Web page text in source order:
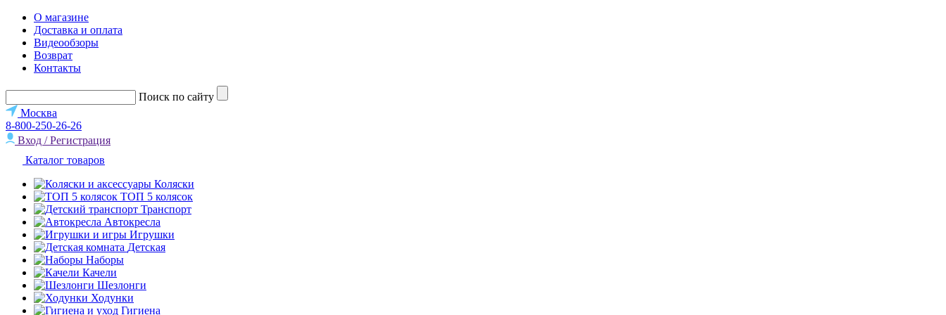
О магазине
Доставка и оплата
Видеообзоры
Возврат
Контакты
Поиск по сайту
Москва
8-800-250-26-26
Вход / Регистрация
Каталог товаров
Коляски
ТОП 5 колясок
Транспорт
Автокресла
Игрушки
Детская
Наборы
Качели
Шезлонги
Ходунки
Гигиена